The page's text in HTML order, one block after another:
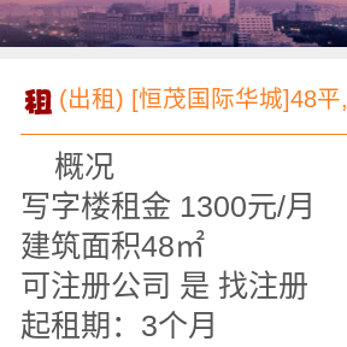
(出租) [恒茂国际华城]48
概况
写字楼租金 1300元/月
建筑面积48㎡
可注册公司 是 找注册
起租期：3个月